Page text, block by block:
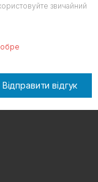
звичайний
Відправити відгук